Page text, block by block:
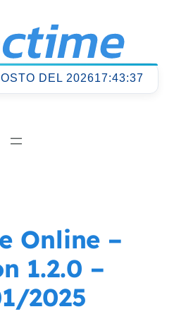
DEL 202617:43:37
Online –
1.2.0 –
2025